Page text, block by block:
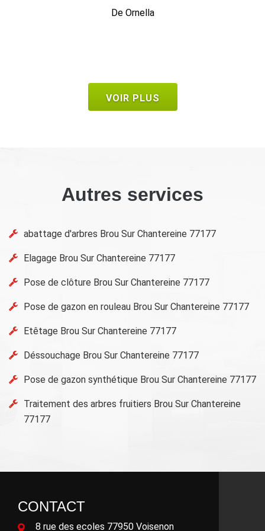
ferai de nouveau appel à lui et le recommanderai sans
VOIR PLUS
Autres services
abattage d'arbres Brou Sur Chantereine 77177
Elagage Brou Sur Chantereine 77177
Pose de clôture Brou Sur Chantereine 77177
Pose de gazon en rouleau Brou Sur Chantereine 77177
Etêtage Brou Sur Chantereine 77177
Déssouchage Brou Sur Chantereine 77177
Pose de gazon synthétique Brou Sur Chantereine 77177
Traitement des arbres fruitiers Brou Sur Chantereine
77177
CONTACT
8 rue des ecoles 77950 Voisenon